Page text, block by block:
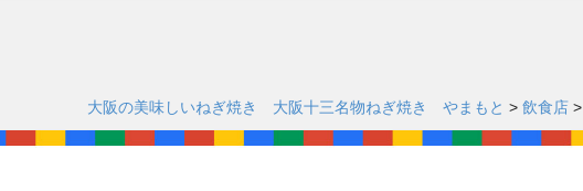
大阪の美味しいねぎ焼き 大阪十三名物ねぎ焼き やまもと > 飲食店 >